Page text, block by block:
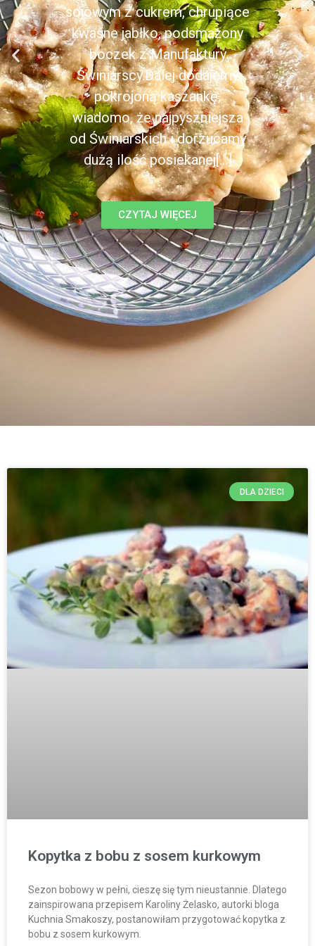
sojowym z cukrem, chrupiące
kwaśne jabłko, podsmażony
boczek z Manufaktury
Świniarscy.Dalej dodajemy
pokrojoną kaszankę,
wiadomo, że najpyszniejsza
od Świniarskich i dorzucamy
dużą ilość posiekanej[...]
CZYTAJ WIĘCEJ
DLA DZIECI
Kopytka z bobu z sosem kurkowym
Sezon bobowy w pełni, cieszę się tym nieustannie. Dlatego
zainspirowana przepisem Karoliny Żelasko, autorki bloga
Kuchnia Smakoszy, postanowiłam przygotować kopytka z
bobu z sosem kurkowym.